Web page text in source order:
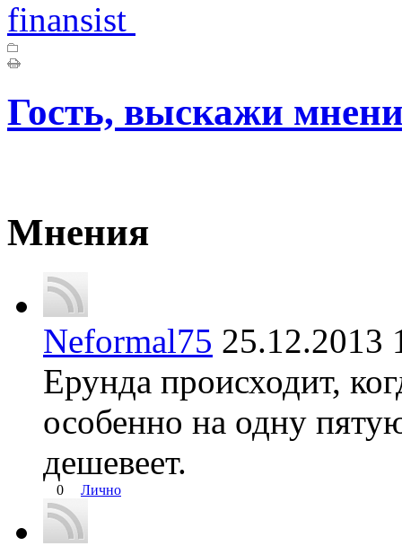
finansist
Гость, выскажи
Мнения
Neformal75
Ерунда происходит,
особенно на одну
дешевеет.
0 Лично